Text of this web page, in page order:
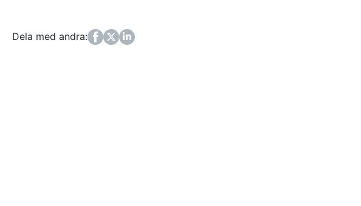
Dela med andra:
FacebookTwitter
LinkedIn